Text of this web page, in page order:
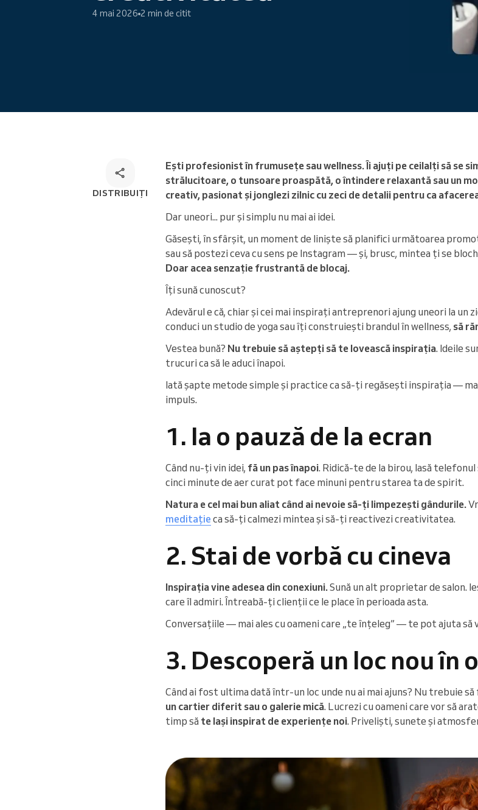
4 mai 2026 2 min de citit
DISTRIBUIȚI
Ești profesionist în frumusețe sau wellness. Îi ajuți pe ceilalți să se
strălucitoare, o tunsoare proaspătă, o întindere relaxantă sau un
creativ, pasionat și jonglezi zilnic cu zeci de detalii pentru ca
Dar uneori... pur și simplu nu mai ai idei.
Găsești, în sfârșit, un moment de liniște să planifici următoarea
sau să postezi ceva cu sens pe Instagram — și, brusc, mintea ți se
Doar acea senzație frustrantă de blocaj.
Îți sună cunoscut?
Adevărul e că, chiar și cei mai inspirați antreprenori ajung uneori la un
conduci un studio de yoga sau îți construiești brandul în wellness, să
Vestea bună? Nu trebuie să aștepți să te lovească inspirația. Ideile
trucuri ca să le aduci înapoi.
Iată șapte metode simple și practice ca să-ți regăsești inspirația — mai
impuls.
1. Ia o pauză de la ecran
Când nu-ți vin idei, fă un pas înapoi. Ridică-te de la birou, lasă
cinci minute de aer curat pot face minuni pentru starea ta de spirit.
Natura e cel mai bun aliat când ai nevoie să-ți limpezești gândurile.
meditație ca să-ți calmezi mintea și să-ți reactivezi creativitatea.
2. Stai de vorbă cu cineva
Inspirația vine adesea din conexiuni.Sună un alt proprietar de salon.
care îl admiri. Întreabă-ți clienții ce le place în perioada asta.
Conversațiile — mai ales cu oameni care „te înțeleg” — te pot ajuta să
3. Descoperă un loc nou în
Când ai fost ultima dată într-un loc unde nu ai mai ajuns? Nu trebuie
un cartier diferit sau o galerie mică. Lucrezi cu oameni care vor să
timp să te lași inspirat de experiențe noi. Priveliști, sunete și